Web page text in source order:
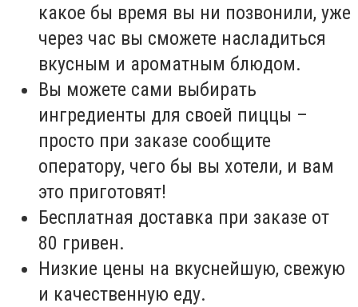
какое бы время вы ни позвонили, уже
через час вы сможете насладиться
вкусным и ароматным блюдом.
Вы можете сами выбирать
ингредиенты для своей пиццы –
просто при заказе сообщите
оператору, чего бы вы хотели, и вам
это приготовят!
Бесплатная доставка при заказе от
80 гривен.
Низкие цены на вкуснейшую, свежую
и качественную еду.